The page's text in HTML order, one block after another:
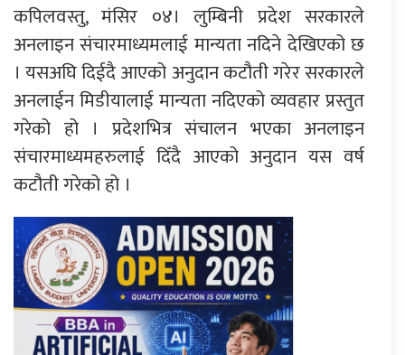
कपिलवस्तु, मंसिर ०४। लुम्बिनी प्रदेश सरकारले
अनलाइन संचारमाध्यमलाई मान्यता नदिने देखिएको छ
। यसअघि दिईदै आएको अनुदान कटौती गरेर सरकारले
अनलाईन मिडीयालाई मान्यता नदिएको व्यवहार प्रस्तुत
गरेको हो । प्रदेशभित्र संचालन भएका अनलाइन
संचारमाध्यमहरुलाई दिँदै आएको अनुदान यस वर्ष
कटौती गरेको हो ।